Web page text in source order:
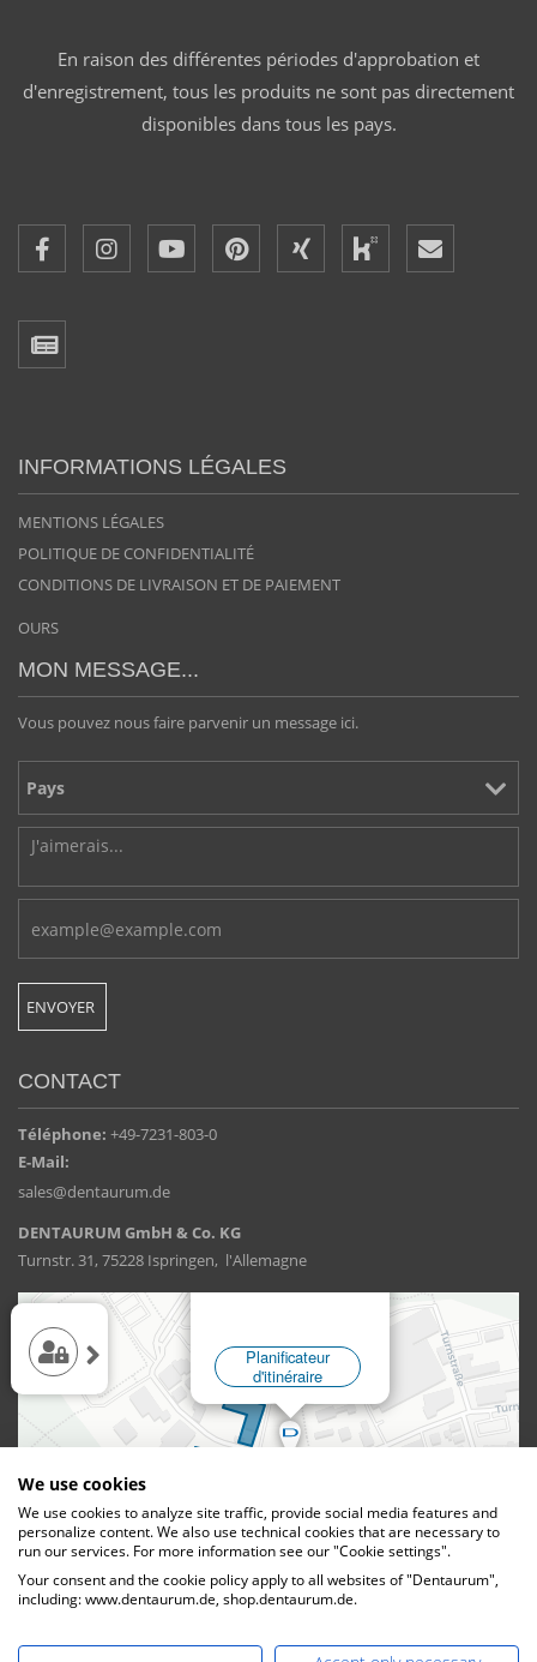
En raison des différentes périodes d'approbation et
d'enregistrement, tous les produits ne sont pas directement
disponibles dans tous les pays.
INFORMATIONS LÉGALES
MENTIONS LÉGALES
POLITIQUE DE CONFIDENTIALITÉ
CONDITIONS DE LIVRAISON ET DE PAIEMENT
OURS
MON MESSAGE...
Vous pouvez nous faire parvenir un message ici.
CONTACT
Téléphone: +49-7231-803-0
E-Mail:
sales@dentaurum.de
DENTAURUM GmbH & Co. KG
Turnstr. 31, 75228 Ispringen, l'Allemagne
We use cookies
We use cookies to analyze site traffic, provide social media features and
personalize content. We also use technical cookies that are necessary to
run our services. For more information see our "Cookie settings".
Your consent and the cookie policy apply to all websites of "Dentaurum",
including: www.dentaurum.de, shop.dentaurum.de.